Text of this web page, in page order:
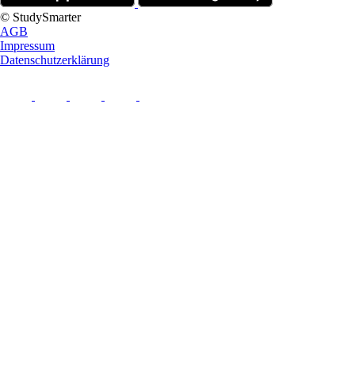
© StudySmarter
AGB
Impressum
Datenschutzerklärung